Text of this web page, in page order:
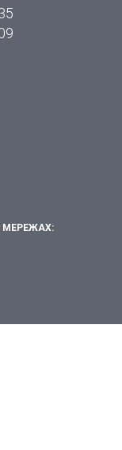
МЕРЕЖАХ: